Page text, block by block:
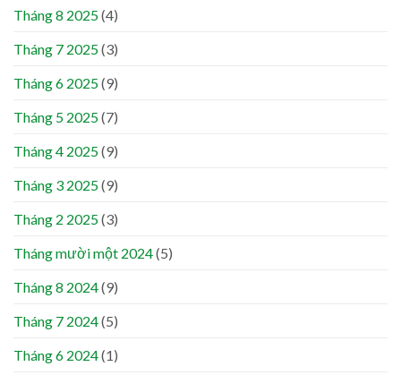
Tháng 8 2025(4)
Tháng 7 2025(3)
Tháng 6 2025(9)
Tháng 5 2025(7)
Tháng 4 2025(9)
Tháng 3 2025(9)
Tháng 2 2025(3)
Tháng mười một 2024(5)
Tháng 8 2024(9)
Tháng 7 2024(5)
Tháng 6 2024(1)